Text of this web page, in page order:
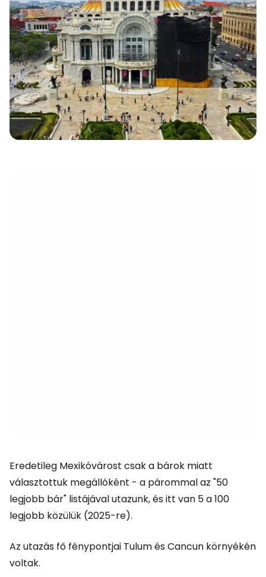
Eredetileg Mexikóvárost csak a bárok miatt
választottuk megállóként - a párommal az "50
legjobb bár" listájával utazunk, és itt van 5 a 100
legjobb közülük (2025-re).
Az utazás fő fénypontjai Tulum és Cancun környékén
voltak.